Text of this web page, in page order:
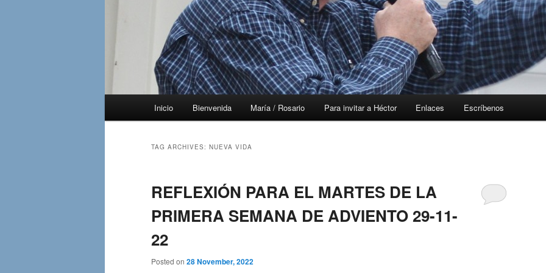
Inicio Bienvenida María / Rosario Para invitar a Héctor Enlaces Escríbenos
TAG ARCHIVES: NUEVA VIDA
REFLEXIÓN PARA EL MARTES DE LA
PRIMERA SEMANA DE ADVIENTO 29-11-
22
Posted on 28 November, 2022